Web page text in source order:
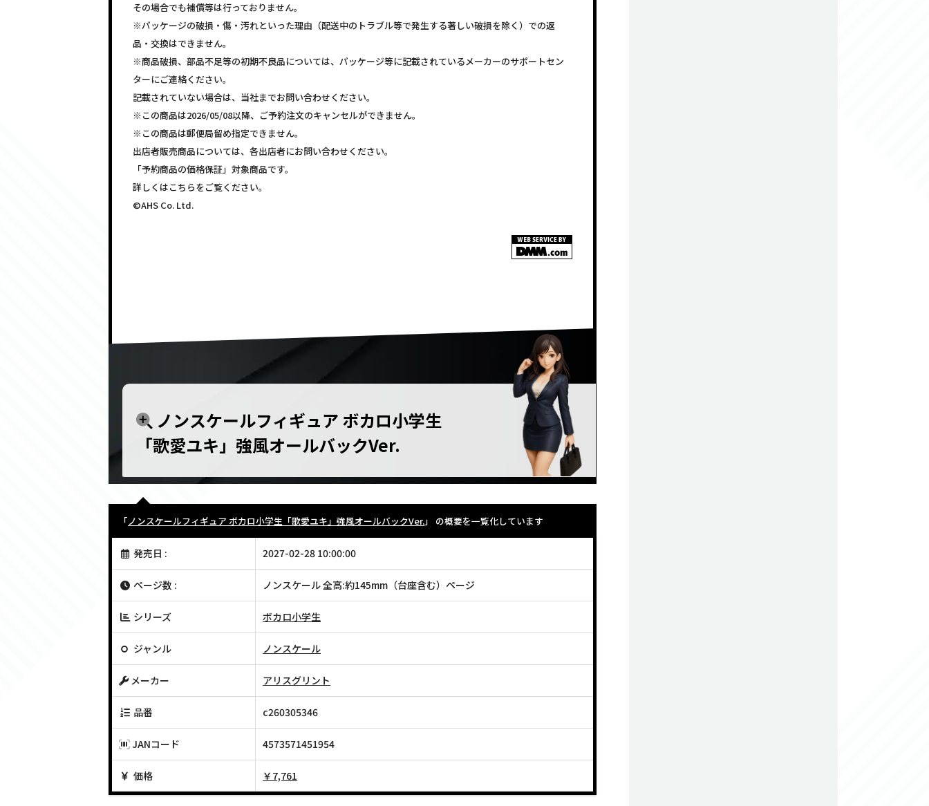
その場合でも補償等は行っておりません。
※パッケージの破損・傷・汚れといった理由（配送中のトラブル等で発生する著しい破損を除く）での返
品・交換はできません。
※商品破損、部品不足等の初期不良品については、パッケージ等に記載されているメーカーのサポートセン
ターにご連絡ください。
記載されていない場合は、当社までお問い合わせください。
※この商品は2026/05/08以降、ご予約注文のキャンセルができません。
※この商品は郵便局留め指定できません。
出店者販売商品については、各出店者にお問い合わせください。
「予約商品の価格保証」対象商品です。
詳しくはこちらをご覧ください。
©AHS Co. Ltd.
ノンスケールフィギュア ボカロ小学生
「歌愛ユキ」強風オールバックVer.
「ノンスケールフィギュア ボカロ小学生「歌愛ユキ」強風オールバックVer.」 の概要を一覧化しています
発売日 : 2027-02-28 10:00:00
ページ数 : ノンスケール 全高:約145mm（台座含む）ページ
シリーズ ボカロ小学生
ジャンル ノンスケール
メーカー アリスグリント
品番 c260305346
JANコード 4573571451954
価格 ￥7,761